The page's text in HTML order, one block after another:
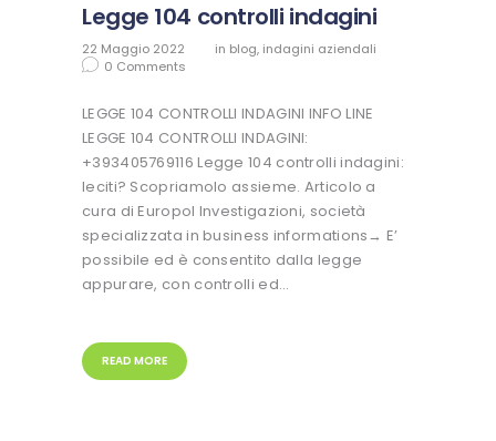
Legge 104 controlli indagini
22 Maggio 2022 in blog, indagini aziendali
0 Comments
LEGGE 104 CONTROLLI INDAGINI INFO LINE
LEGGE 104 CONTROLLI INDAGINI:
+393405769116 Legge 104 controlli indagini:
leciti? Scopriamolo assieme. Articolo a
cura di Europol Investigazioni, società
specializzata in business informations→ E’
possibile ed è consentito dalla legge
appurare, con controlli ed…
READ MORE